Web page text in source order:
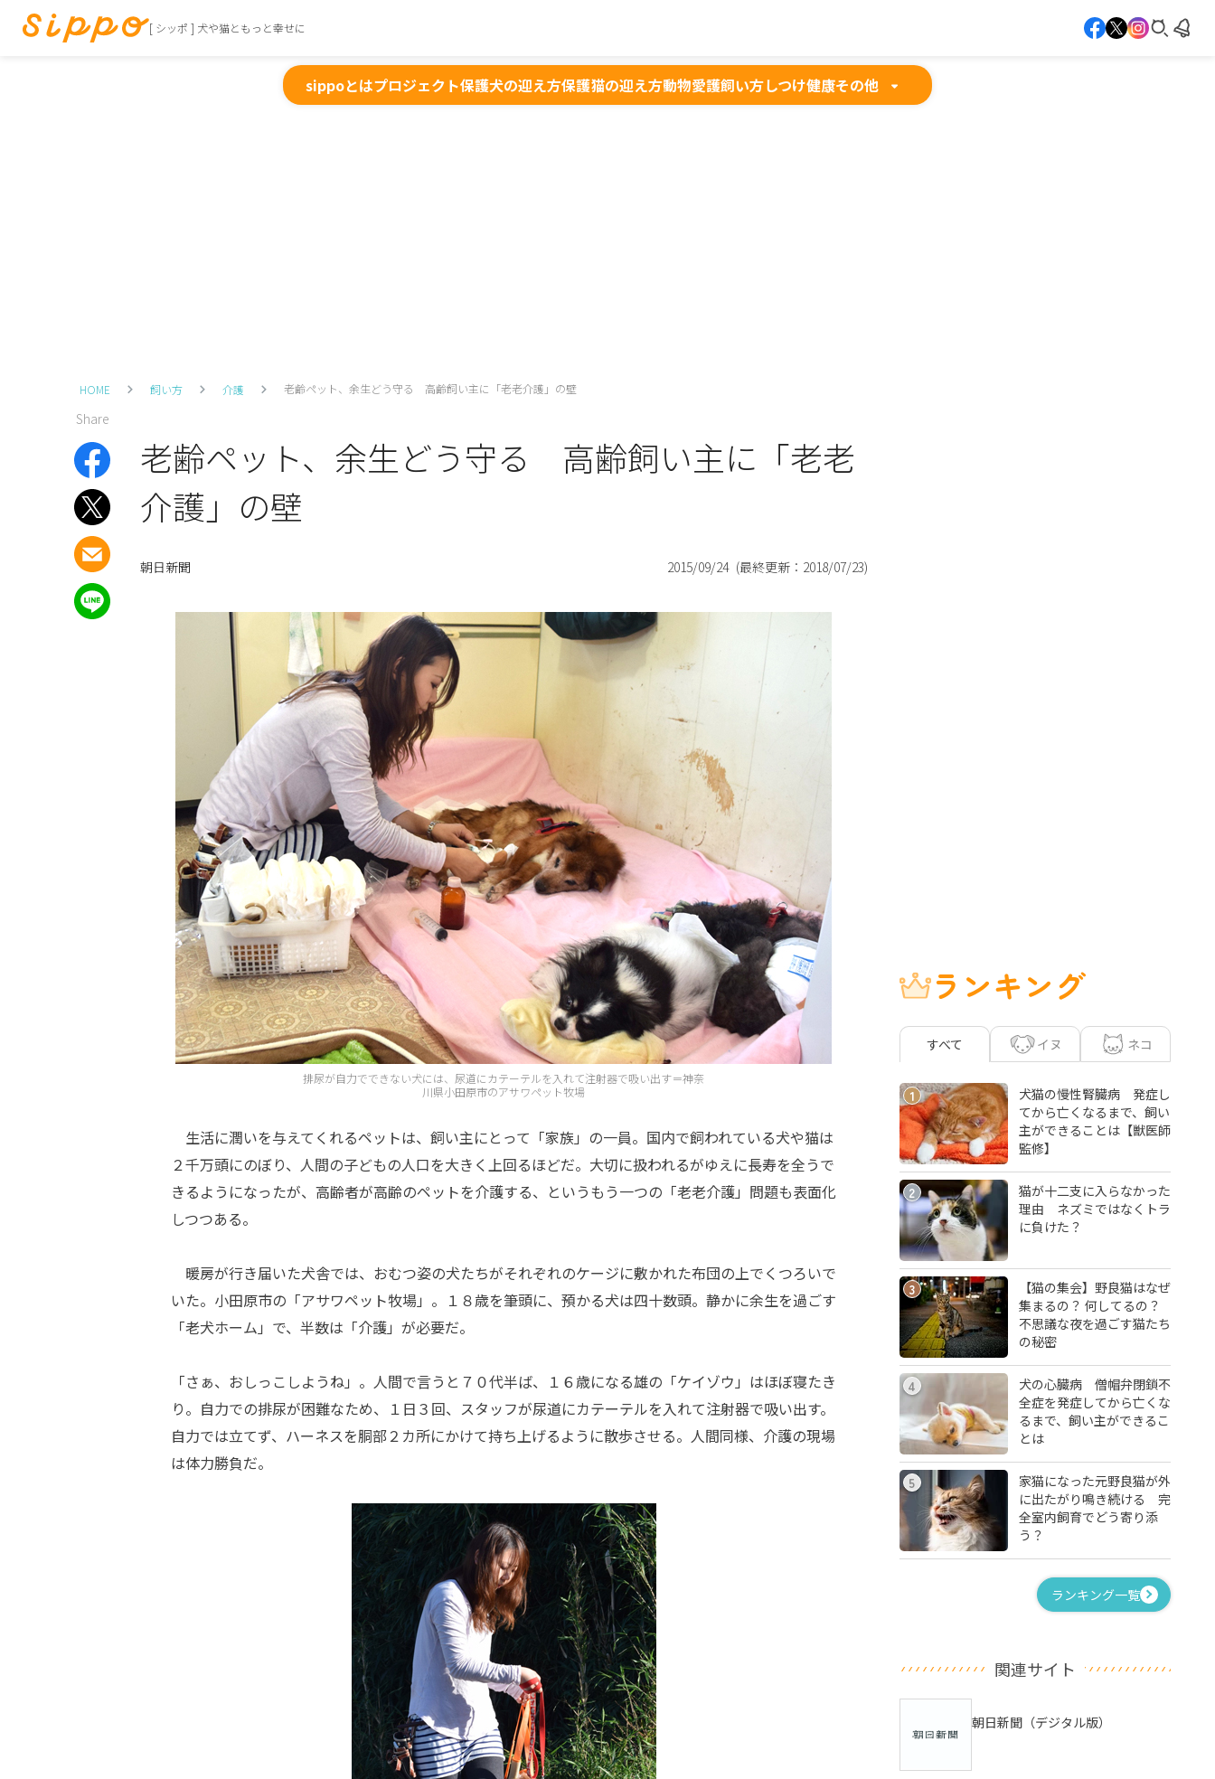
[ シッポ ] 犬や猫ともっと幸せに
sippoとはプロジェクト保護犬の迎え方保護猫の迎え方動物愛護飼い方しつけ健康その他
HOME 飼い方 介護 老齢ペット、余生どう守る 高齢飼い主に「老老介護」の壁
Share
老齢ペット、余生どう守る 高齢飼い主に「老老
介護」の壁
朝日新聞 2015/09/24 (最終更新： 2018/07/23)
排尿が自力でできない犬には、尿道にカテーテルを入れて注射器で吸い出す＝神奈
川県小田原市のアサワペット牧場
生活に潤いを与えてくれるペットは、飼い主にとって「家族」の一員。国内で飼われている犬や猫は
２千万頭にのぼり、人間の子どもの人口を大きく上回るほどだ。大切に扱われるがゆえに長寿を全うで
きるようになったが、高齢者が高齢のペットを介護する、というもう一つの「老老介護」問題も表面化
しつつある。
暖房が行き届いた犬舎では、おむつ姿の犬たちがそれぞれのケージに敷かれた布団の上でくつろいで
いた。小田原市の「アサワペット牧場」。１８歳を筆頭に、預かる犬は四十数頭。静かに余生を過ごす
「老犬ホーム」で、半数は「介護」が必要だ。
「さぁ、おしっこしようね」。人間で言うと７０代半ば、１６歳になる雄の「ケイゾウ」はほぼ寝たき
り。自力での排尿が困難なため、１日３回、スタッフが尿道にカテーテルを入れて注射器で吸い出す。
自力では立てず、ハーネスを胴部２カ所にかけて持ち上げるように散歩させる。人間同様、介護の現場
は体力勝負だ。
ランキング
すべて イヌ ネコ
1
犬猫の慢性腎臓病 発症し
てから亡くなるまで、飼い
主ができることは【獣医師
監修】
2
猫が十二支に入らなかった
理由 ネズミではなくトラ
に負けた？
3
【猫の集会】野良猫はなぜ
集まるの？ 何してるの？
不思議な夜を過ごす猫たち
の秘密
4
犬の心臓病 僧帽弁閉鎖不
全症を発症してから亡くな
るまで、飼い主ができるこ
とは
5
家猫になった元野良猫が外
に出たがり鳴き続ける 完
全室内飼育でどう寄り添
う？
ランキング一覧
関連サイト
朝日新聞（デジタル版）